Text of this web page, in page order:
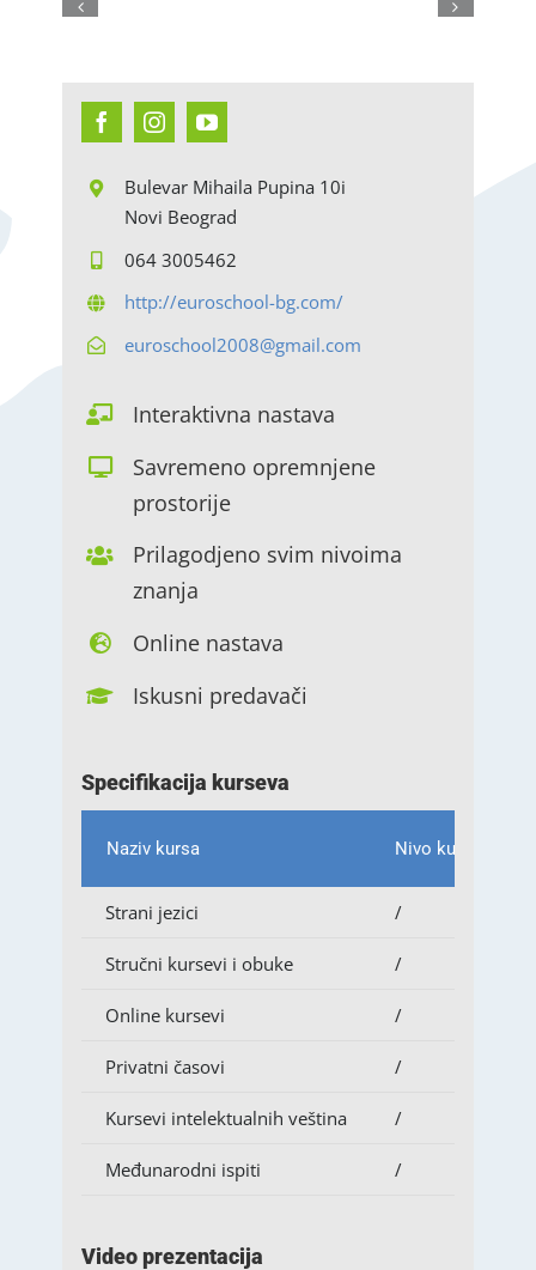
Bulevar Mihaila Pupina 10i
Novi Beograd
064 3005462
http://euroschool-bg.com/
euroschool2008@gmail.com
Interaktivna nastava
Savremeno opremnjene
prostorije
Prilagodjeno svim nivoima
znanja
Online nastava
Iskusni predavači
Specifikacija kurseva
Naziv kursa Nivo kursa
Strani jezici /
Stručni kursevi i obuke /
Online kursevi /
Privatni časovi /
Kursevi intelektualnih veština /
Međunarodni ispiti /
Video prezentacija